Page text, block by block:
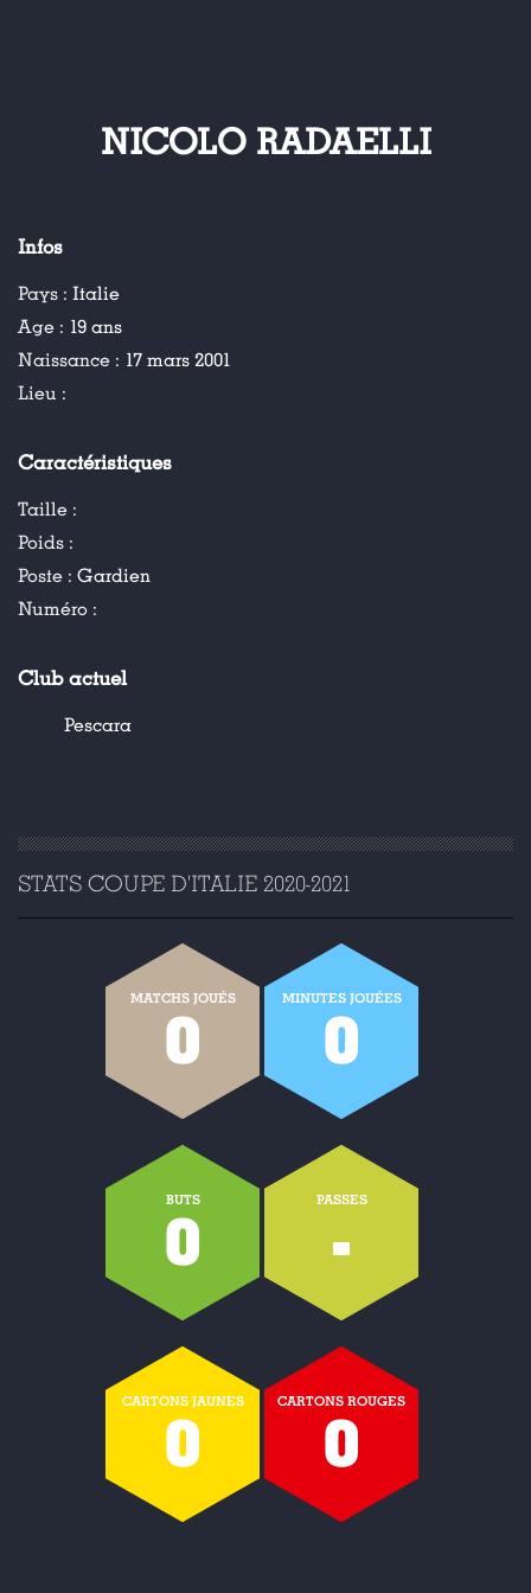
NICOLO RADAELLI
Infos
Pays : Italie
Age : 19 ans
Naissance : 17 mars 2001
Lieu :
Caractéristiques
Taille :
Poids :
Poste : Gardien
Numéro :
Club actuel
Pescara
STATS COUPE D'ITALIE 2020-2021
MATCHS JOUÉS
0
MINUTES JOUÉES
0
BUTS
0
PASSES
-
CARTONS JAUNES
0
CARTONS ROUGES
0